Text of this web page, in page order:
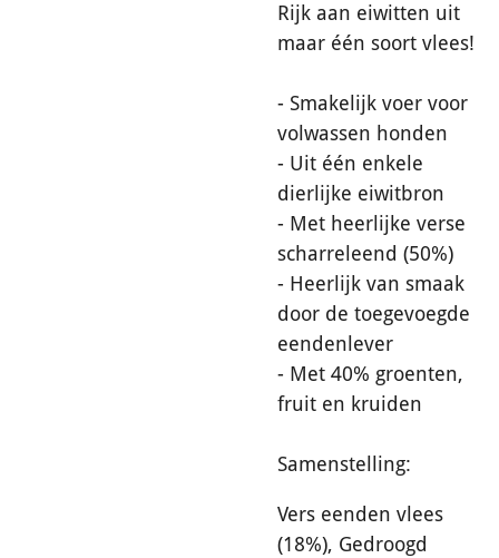
Rijk aan eiwitten uit
maar één soort vlees!
- Smakelijk voer voor
volwassen honden
- Uit één enkele
dierlijke eiwitbron
- Met heerlijke verse
scharreleend (50%)
- Heerlijk van smaak
door de toegevoegde
eendenlever
- Met 40% groenten,
fruit en kruiden
Samenstelling:
Vers eenden vlees
(18%), Gedroogd